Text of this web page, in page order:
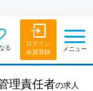
る
ログイン
会員登録
メニュー
理責任者の求人